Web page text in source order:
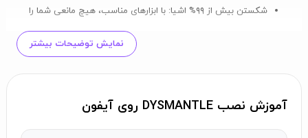
شکستن بیش از ۹۹% اشیا:
با ابزارهای مناسب، هیچ مانعی شما را
با موجودات زشت و پلید دوران پس از آخرالزمان مبارزه
بقا:
مناطق را از هیولاها پاکسازی کنید و آن‌ها را به‌عنوان قلمرو خود
نمایش توضیحات بیشتر
آموزش نصب DYSMANTLE روی آیفون